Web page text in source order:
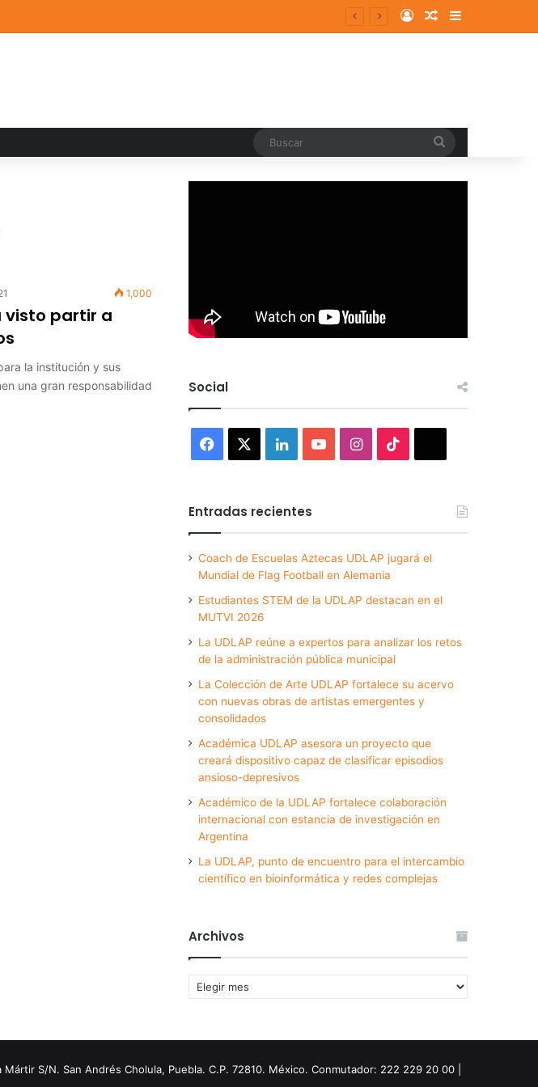
2026 Log InRandom Article
Sidebar
1,000
visto partir a
la institución y sus
una gran responsabilidad
Social
Facebook LinkedInYouTubeInstagram
Entradas recientes
Coach de Escuelas Aztecas UDLAP jugará el
Mundial de Flag Football en Alemania
Estudiantes STEM de la UDLAP destacan en el
MUTVI 2026
La UDLAP reúne a expertos para analizar los retos
de la administración pública municipal
La Colección de Arte UDLAP fortalece su acervo
con nuevas obras de artistas emergentes y
consolidados
Académica UDLAP asesora un proyecto que
creará dispositivo capaz de clasificar episodios
ansioso-depresivos
Académico de la UDLAP fortalece colaboración
internacional con estancia de investigación en
Argentina
La UDLAP, punto de encuentro para el intercambio
científico en bioinformática y redes complejas
Archivos
Archivos
S/N. San Andrés Cholula, Puebla. C.P. 72810. México. Conmutador: 222 229 20 00 |